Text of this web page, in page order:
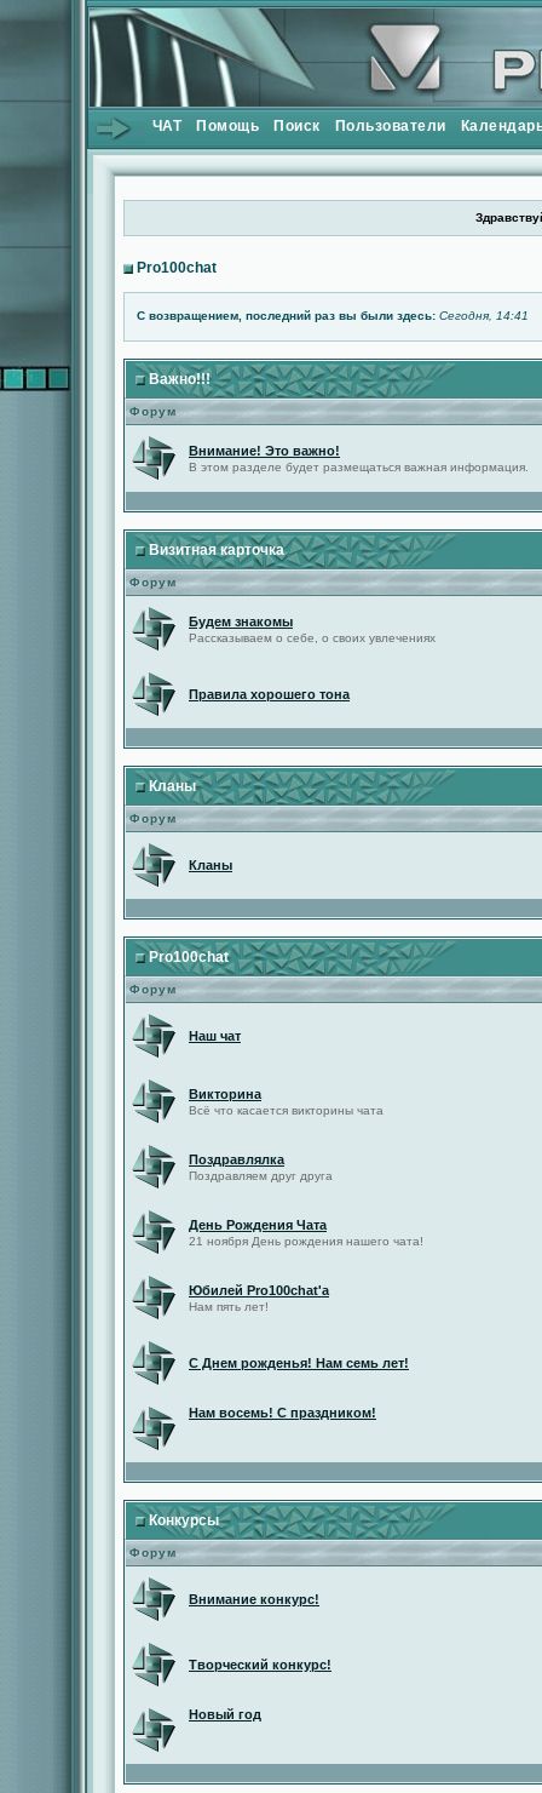
ЧАТ Помощь Поиск Пользователи
Pro100chat
С возвращением, последний раз вы были здесь: Сегодня, 14:41
Важно!!!
Форум
Внимание! Это важно!
В этом разделе будет размещаться важная информация.
Визитная карточка
Форум
Будем знакомы
Рассказываем о себе, о своих увлечениях
Правила хорошего тона
Кланы
Форум
Кланы
Pro100chat
Форум
Наш чат
Викторина
Всё что касается викторины чата
Поздравлялка
Поздравляем друг друга
День Рождения Чата
21 ноября День рождения нашего чата!
Юбилей Pro100chat'а
Нам пять лет!
С Днем рожденья! Нам семь лет!
Нам восемь! С праздником!
Конкурсы
Форум
Внимание конкурс!
Творческий конкурс!
Новый год